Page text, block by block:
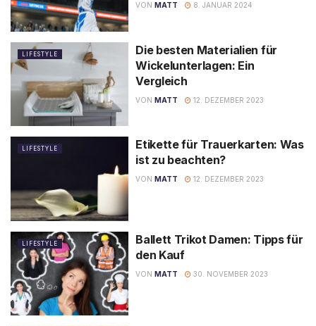
VON MATT 8. JANUAR 2024
LIFESTYLE
Die besten Materialien für
Wickelunterlagen: Ein
Vergleich
VON MATT 12. DEZEMBER 2023
LIFESTYLE
Etikette für Trauerkarten: Was
ist zu beachten?
VON MATT 12. DEZEMBER 2023
LIFESTYLE
Ballett Trikot Damen: Tipps für
den Kauf
VON MATT 30. NOVEMBER 2023